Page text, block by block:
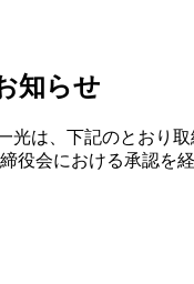
知らせ
は、下記のとおり
役会における承認を